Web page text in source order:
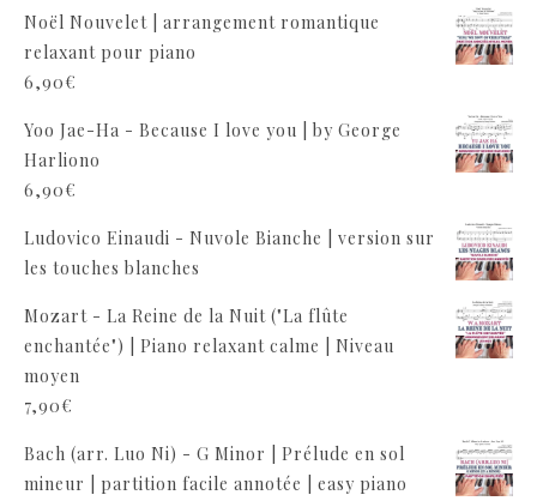
Noël Nouvelet | arrangement romantique
relaxant pour piano
6,90€
Yoo Jae-Ha - Because I love you | by George
Harliono
6,90€
Ludovico Einaudi - Nuvole Bianche | version sur
les touches blanches
Mozart - La Reine de la Nuit ("La flûte
enchantée") | Piano relaxant calme | Niveau
moyen
7,90€
Bach (arr. Luo Ni) - G Minor | Prélude en sol
mineur | partition facile annotée | easy piano